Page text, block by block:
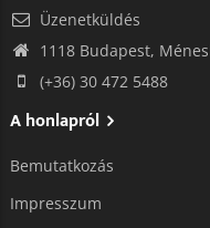
Üzenetküldés
1118 Budapest,
(+36) 30 472 5488
A honlapról
Bemutatkozás
Impresszum